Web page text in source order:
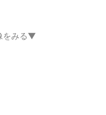
をみる▼